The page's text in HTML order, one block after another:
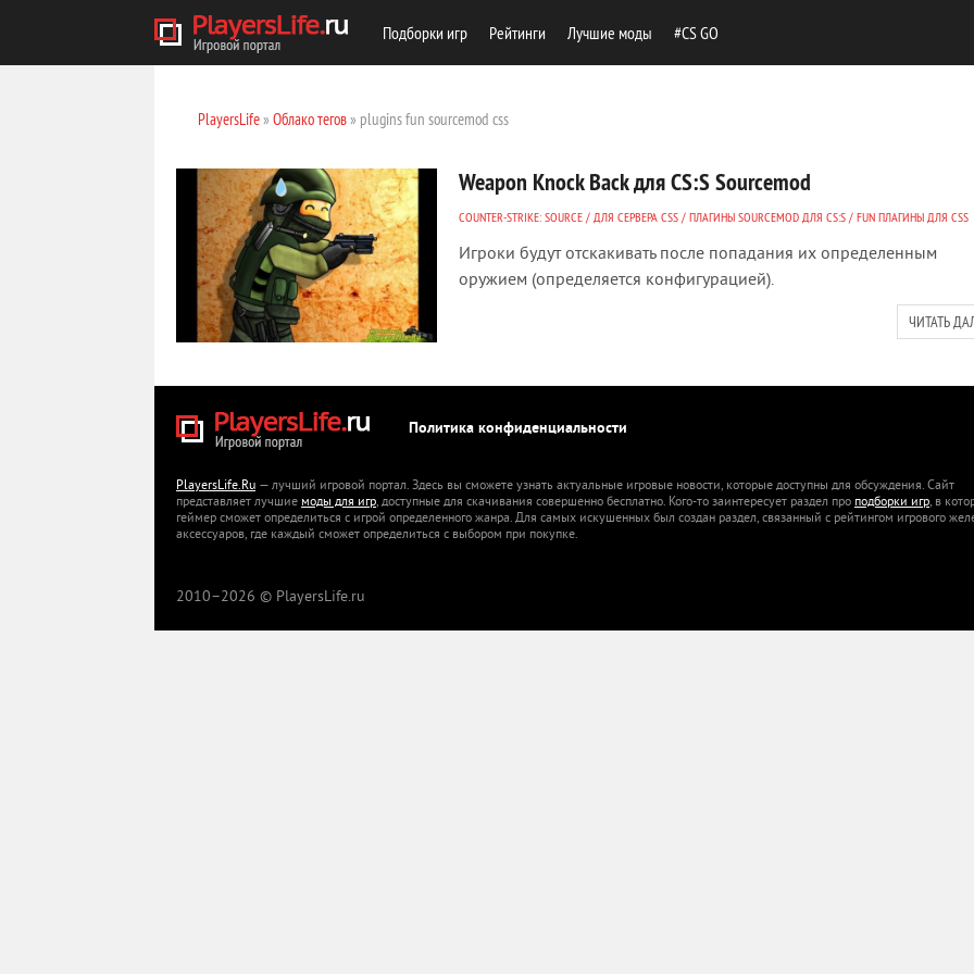
Подборки игр Рейтинги Лучшие моды #CS GO
PlayersLife» Облако тегов» plugins fun sourcemod css
Weapon Knock Back для CS:S Sourcemod
COUNTER-STRIKE: SOURCE / ДЛЯ СЕРВЕРА CSS / ПЛАГИНЫ SOURCEMOD ДЛЯ CS:S / FUN ПЛАГИНЫ ДЛЯ CSS
Игроки будут отскакивать после попадания их определенным
оружием (определяется конфигурацией).
ЧИТАТЬ
Политика конфиденциальности
PlayersLife.Ru — лучший игровой портал. Здесь вы сможете узнать актуальные игровые новости, которые доступны для обсуждения. Сайт
представляет лучшие моды для игр, доступные для скачивания совершенно бесплатно. Кого-то заинтересует раздел про подборки игр, в
геймер сможет определиться с игрой определенного жанра. Для самых искушенных был создан раздел, связанный с рейтингом игрового
аксессуаров, где каждый сможет определиться с выбором при покупке.
2010–2026 © PlayersLife.ru